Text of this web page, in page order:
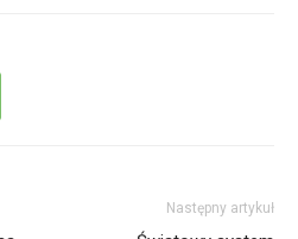
Następny artykuł